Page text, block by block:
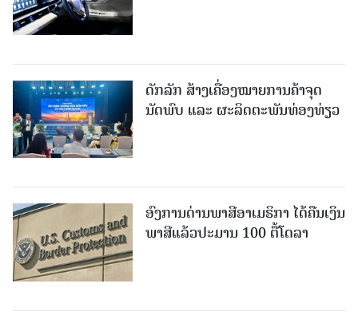
ດັກລັກ ສ້າງເຄື່ອງໝາຍການຄ້າຈຸດ
ນັດພົບ ແລະ ຜະລິດຕະພັນທ່ອງທ່ຽວ
ອົງການດ່ານພາສີອາເມຣິກາ ໄດ້ຄືນເງິນ
ພາສີແລ້ວປະມານ 100 ຕື້ໂດລາ